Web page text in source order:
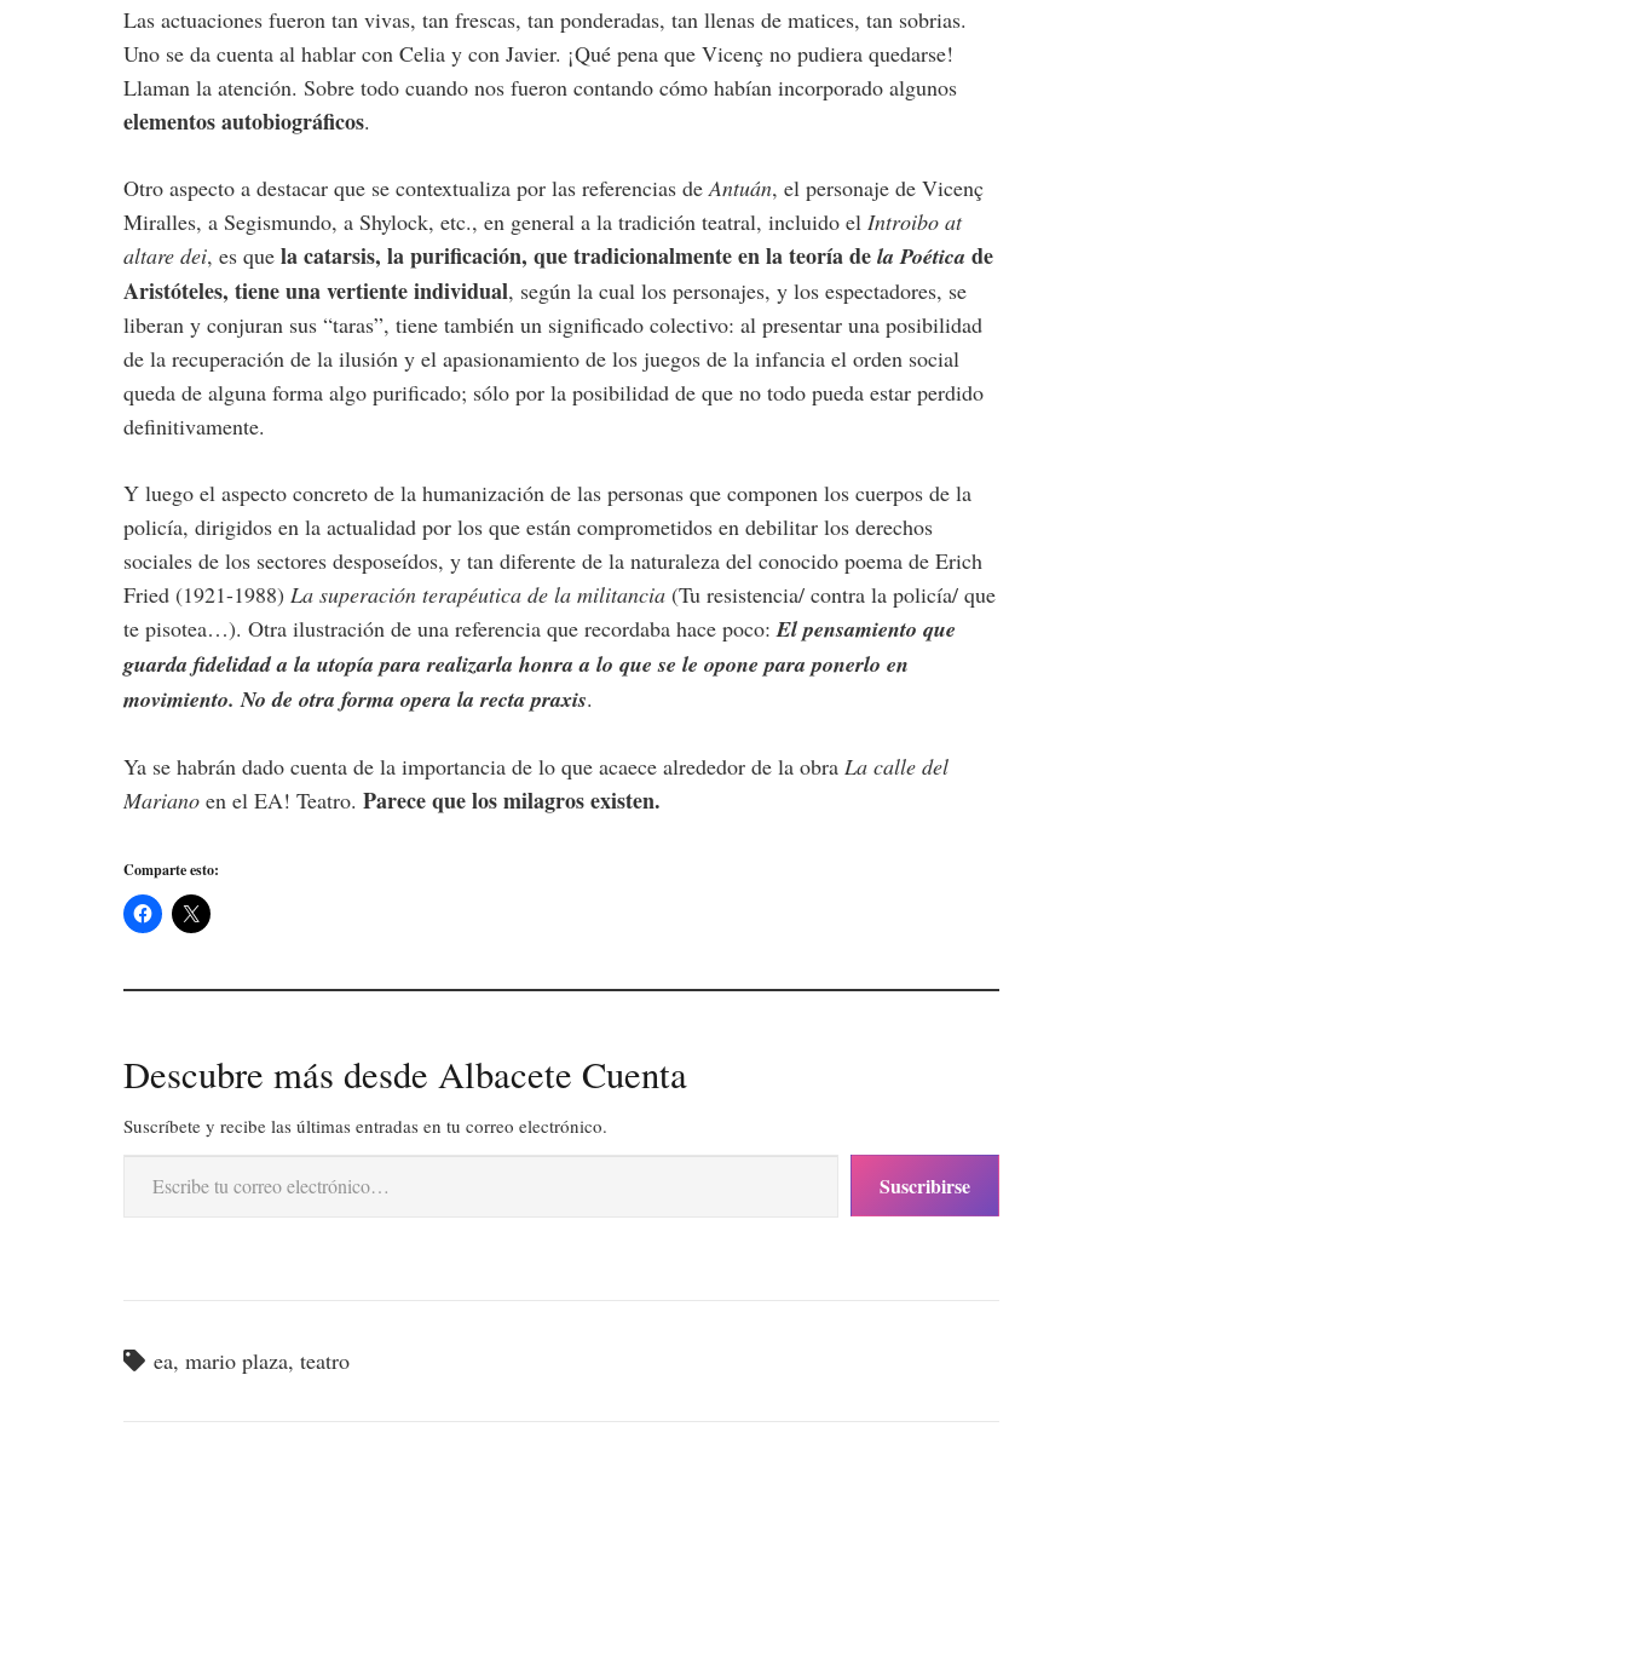
Las actuaciones fueron tan vivas, tan frescas, tan ponderadas, tan llenas de matices, tan sobrias.
Uno se da cuenta al hablar con Celia y con Javier. ¡Qué pena que Vicenç no pudiera quedarse!
Llaman la atención. Sobre todo cuando nos fueron contando cómo habían incorporado algunos
elementos autobiográficos.
Otro aspecto a destacar que se contextualiza por las referencias de Antuán, el personaje de Vicenç
Miralles, a Segismundo, a Shylock, etc., en general a la tradición teatral, incluido el Introibo at
altare dei, es que la catarsis, la purificación, que tradicionalmente en la teoría de la Poética de
Aristóteles, tiene una vertiente individual, según la cual los personajes, y los espectadores, se
liberan y conjuran sus “taras”, tiene también un significado colectivo: al presentar una posibilidad
de la recuperación de la ilusión y el apasionamiento de los juegos de la infancia el orden social
queda de alguna forma algo purificado; sólo por la posibilidad de que no todo pueda estar perdido
definitivamente.
Y luego el aspecto concreto de la humanización de las personas que componen los cuerpos de la
policía, dirigidos en la actualidad por los que están comprometidos en debilitar los derechos
sociales de los sectores desposeídos, y tan diferente de la naturaleza del conocido poema de Erich
Fried (1921-1988) La superación terapéutica de la militancia (Tu resistencia/ contra la policía/ que
te pisotea…). Otra ilustración de una referencia que recordaba hace poco: El pensamiento que
guarda fidelidad a la utopía para realizarla honra a lo que se le opone para ponerlo en
movimiento. No de otra forma opera la recta praxis.
Ya se habrán dado cuenta de la importancia de lo que acaece alrededor de la obra La calle del
Mariano en el EA! Teatro. Parece que los milagros existen.
Comparte esto:
Descubre más desde Albacete Cuenta
Suscríbete y recibe las últimas entradas en tu correo electrónico.
Escribe tu correo electrónico…
Suscribirse
ea,mario plaza,teatro